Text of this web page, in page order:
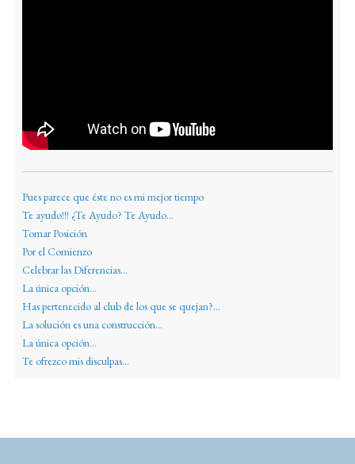
Pues parece que éste no es mi mejor tiempo
Te ayudo!!! ¿Te Ayudo? Te Ayudo...
Tomar Posición
Por el Comienzo
Celebrar las Diferencias...
La única opción...
Has pertenecido al club de los que se quejan?...
La solución es una construcción...
La única opción...
Te ofrezco mis disculpas...